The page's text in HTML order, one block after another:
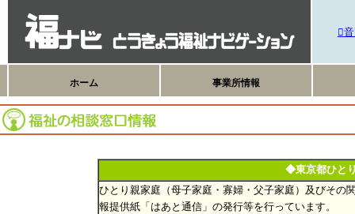
ホーム 事業所情報
◆東京都ひと
ひとり親家庭（母子家庭・寡婦・父子家庭）及びその
報提供紙「はあと通信」の発行等を行っています。